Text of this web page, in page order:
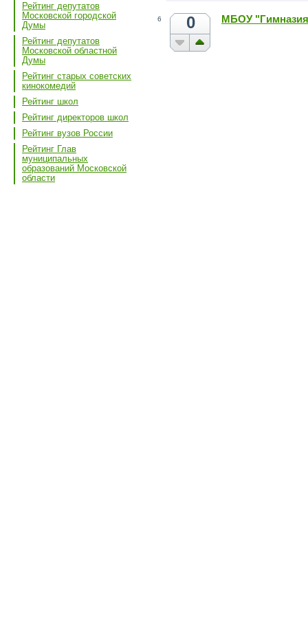
Рейтинг депутатов
Московской городской
Думы
Рейтинг депутатов
Московской областной
Думы
Рейтинг старых советских
кинокомедий
Рейтинг школ
Рейтинг директоров школ
Рейтинг вузов России
Рейтинг Глав
муниципальных
образований Московской
области
6 0 МБОУ